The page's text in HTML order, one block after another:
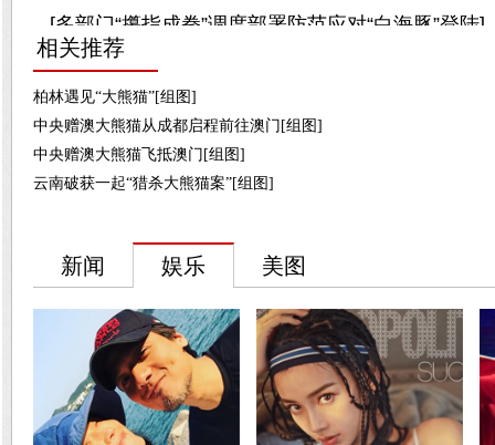
相关推荐
柏林遇见“大熊猫”[组图]
中央赠澳大熊猫从成都启程前往澳门[组图]
中央赠澳大熊猫飞抵澳门[组图]
云南破获一起“猎杀大熊猫案”[组图]